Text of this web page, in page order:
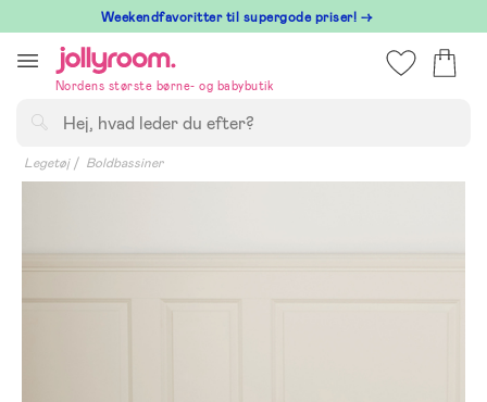
till
innehållet
⁠ Weekendfavoritter til supergode priser! →
Nordens største børne- og babybutik
Legetøj Boldbassiner